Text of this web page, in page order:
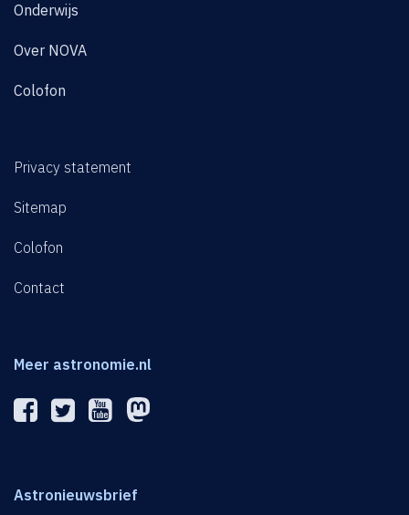
Onderwijs
Over NOVA
Colofon
Privacy statement
Sitemap
Colofon
Contact
Meer astronomie.nl
Astronieuwsbrief